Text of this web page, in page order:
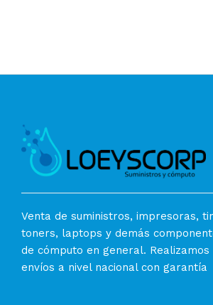
Venta de suministros, impresoras,
toners, laptops y demás
de cómputo en general. Realizamos
envíos a nivel nacional con garantía